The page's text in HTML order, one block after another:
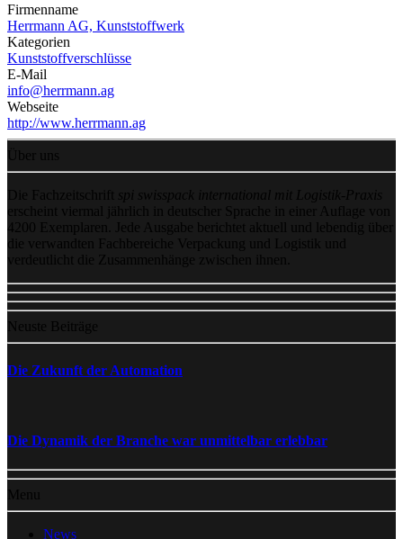
Firmenname
Herrmann AG, Kunststoffwerk
Kategorien
Kunststoffverschlüsse
E-Mail
info@herrmann.ag
Webseite
http://www.herrmann.ag
Über uns
Die Fachzeitschrift
spi swisspack international mit Logistik-Praxis
erscheint viermal jährlich in deutscher Sprache in einer Auflage von
4200 Exemplaren. Jede Ausgabe berichtet aktuell und lebendig über
die verwandten Fachbereiche Verpackung und Logistik und
verdeutlicht die Zusammenhänge zwischen ihnen.
Neuste Beiträge
Die Zukunft der Automation
Die Dynamik der Branche war unmittelbar erlebbar
Menu
News